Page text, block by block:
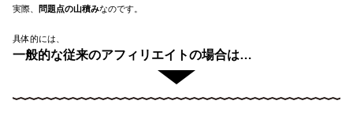
実際、 問題点の山積みなのです。
具体的には、
一般的な従来のアフィリエイトの場合は…